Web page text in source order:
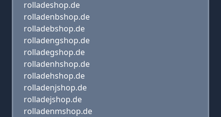
rolladeshop.de
rolladenbshop.de
rolladebshop.de
rolladengshop.de
rolladegshop.de
rolladenhshop.de
rolladehshop.de
rolladenjshop.de
rolladejshop.de
rolladenmshop.de